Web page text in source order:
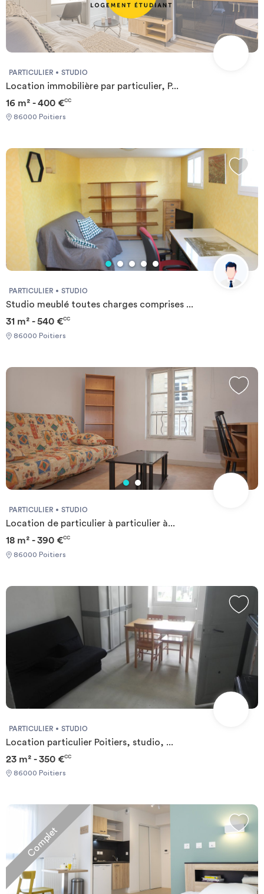
PARTICULIER STUDIO
Location immobilière par particulier, P...
16 m² - 400 €CC
86000 Poitiers
PARTICULIER STUDIO
Studio meublé toutes charges comprises ...
31 m² - 540 €CC
86000 Poitiers
PARTICULIER STUDIO
Location de particulier à particulier à...
18 m² - 390 €CC
86000 Poitiers
PARTICULIER STUDIO
Location particulier Poitiers, studio, ...
23 m² - 350 €CC
86000 Poitiers
Complet